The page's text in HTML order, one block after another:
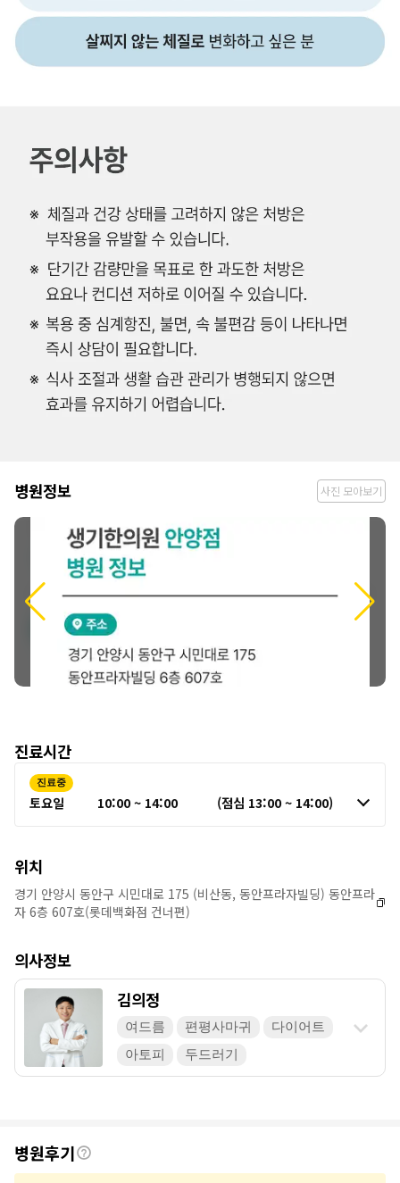
병
원
병원정보 사진 모아보기
진료시간
진료중
토요일 10:00 ~ 14:00 (점심 13:00 ~ 14:00)
위치
경기 안양시 동안구 시민대로 175 (비산동, 동안프라자빌딩) 동안프라
자 6층 607호(롯데백화점 건너편)
의사정보
김의정
여드름 편평사마귀
다이어트
아토피
두드러기
후
기
병원후기